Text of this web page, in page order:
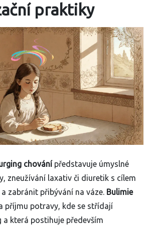
praktiky
chovánípředstavuje úmyslné
zneužívání laxativ či diuretik s cílem
zabránit přibývání na váze. Bulimie
příjmu potravy, kde se střídají
a která postihuje především